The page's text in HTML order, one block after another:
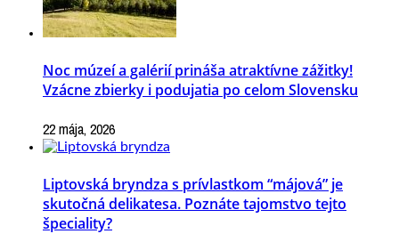
Noc múzeí a galérií prináša atraktívne zážitky!
Vzácne zbierky i podujatia po celom Slovensku
22 mája, 2026
Liptovská bryndza s prívlastkom “májová” je
skutočná delikatesa. Poznáte tajomstvo tejto
špeciality?